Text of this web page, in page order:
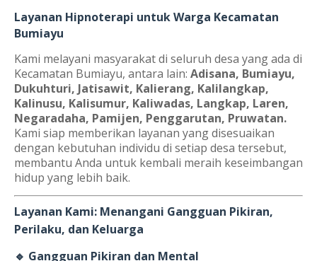
Layanan Hipnoterapi untuk Warga Kecamatan
Bumiayu
Kami melayani masyarakat di seluruh desa yang ada di
Kecamatan Bumiayu, antara lain: Adisana, Bumiayu,
Dukuhturi, Jatisawit, Kalierang, Kalilangkap,
Kalinusu, Kalisumur, Kaliwadas, Langkap, Laren,
Negaradaha, Pamijen, Penggarutan, Pruwatan.
Kami siap memberikan layanan yang disesuaikan
dengan kebutuhan individu di setiap desa tersebut,
membantu Anda untuk kembali meraih keseimbangan
hidup yang lebih baik.
Layanan Kami: Menangani Gangguan Pikiran,
Perilaku, dan Keluarga
🔹 Gangguan Pikiran dan Mental